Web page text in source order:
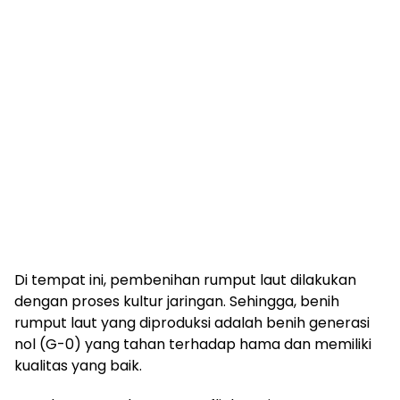
Di tempat ini, pembenihan rumput laut dilakukan
dengan proses kultur jaringan. Sehingga, benih
rumput laut yang diproduksi adalah benih generasi
nol (G-0) yang tahan terhadap hama dan memiliki
kualitas yang baik.